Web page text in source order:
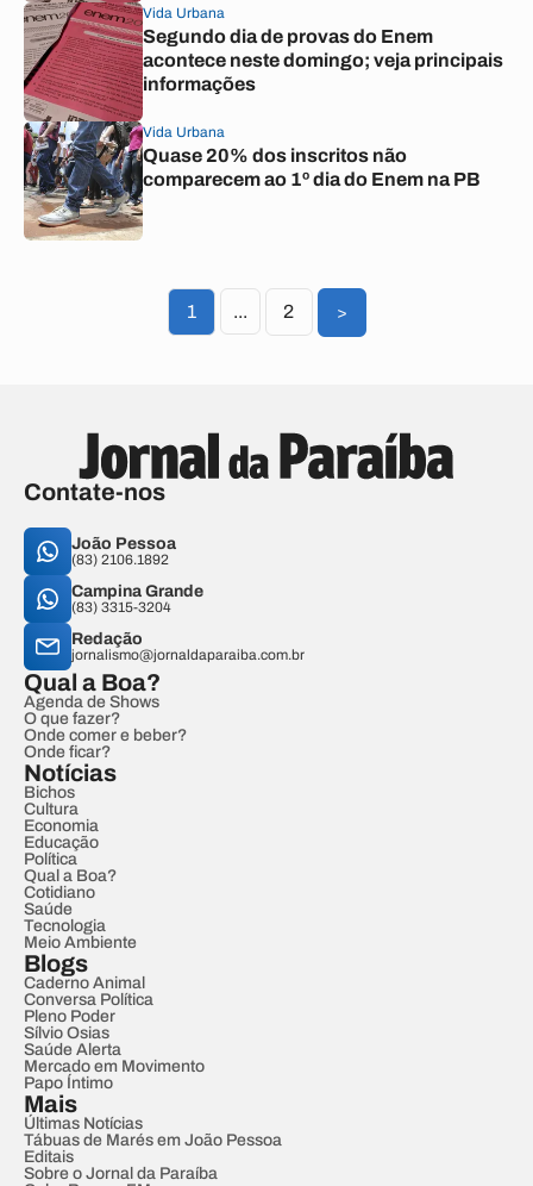
Vida Urbana
Segundo dia de provas do Enem
acontece neste domingo; veja principais
informações
Vida Urbana
Quase 20% dos inscritos não
comparecem ao 1º dia do Enem na PB
1 ... 2 >
Contate-nos
João Pessoa
(83) 2106.1892
Campina Grande
(83) 3315-3204
Redação
jornalismo@jornaldaparaiba.com.br
Qual a Boa?
Agenda de Shows
O que fazer?
Onde comer e beber?
Onde ficar?
Notícias
Bichos
Cultura
Economia
Educação
Política
Qual a Boa?
Cotidiano
Saúde
Tecnologia
Meio Ambiente
Blogs
Caderno Animal
Conversa Política
Pleno Poder
Sílvio Osias
Saúde Alerta
Mercado em Movimento
Papo Íntimo
Mais
Últimas Notícias
Tábuas de Marés em João Pessoa
Editais
Sobre o Jornal da Paraíba